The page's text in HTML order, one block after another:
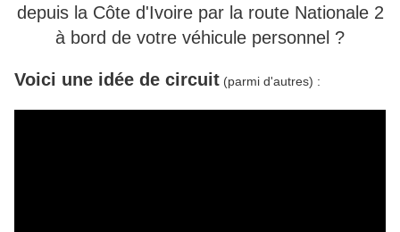
depuis la Côte d'Ivoire par la route Nationale 2
à bord de votre véhicule personnel ?
Voici une idée de circuit (parmi d'autres) :